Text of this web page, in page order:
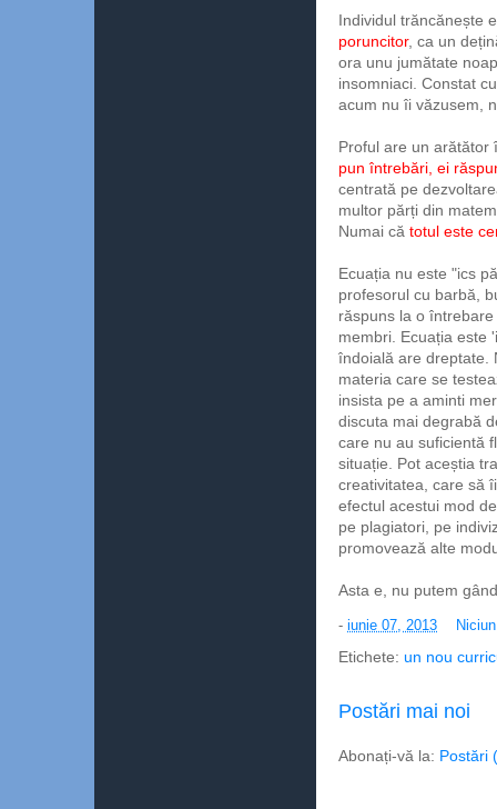
Individul trăncănește
poruncitor, ca un
ora unu jumătate
insomniaci. Constat
acum nu îi văzusem,
Proful are un
pun întrebări, ei
centrată pe
multor părți din
Numai că totul este
Ecuația nu este "ics
profesorul cu barbă,
răspuns la o
membri. Ecuația este
îndoială are dreptate.
materia care se
insista pe a aminti
discuta mai degrabă
care nu au suficientă
situație. Pot aceștia
creativitatea, care să
efectul acestui mod
pe plagiatori, pe
promovează alte
Asta e, nu putem
- iunie 07, 2013
Etichete: un nou
Postări mai noi
Abonați-vă la: Postări